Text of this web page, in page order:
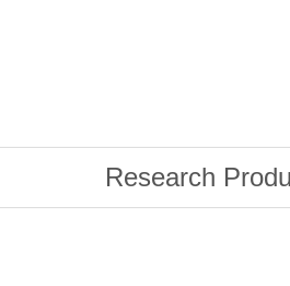
Research